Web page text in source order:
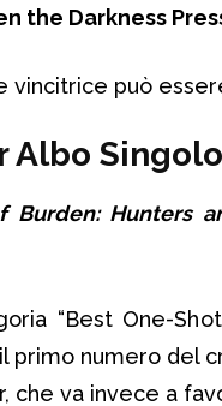
the Darkness
vincitrice può
Albo Singolo
Burden: Hunters
“Best One-
primo numero del
che va invece a